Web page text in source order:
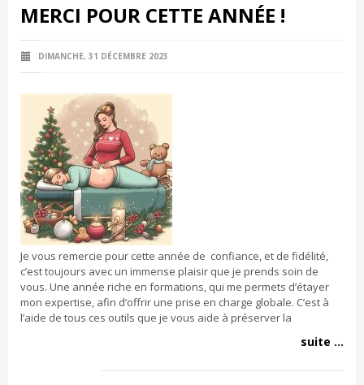
MERCI POUR CETTE ANNÉE !
DIMANCHE, 31 DÉCEMBRE 2023
Je vous remercie pour cette année de confiance, et de fidélité,
c’est toujours avec un immense plaisir que je prends soin de
vous. Une année riche en formations, qui me permets d’étayer
mon expertise, afin d’offrir une prise en charge globale. C’est à
l’aide de tous ces outils que je vous aide à préserver la
suite ...